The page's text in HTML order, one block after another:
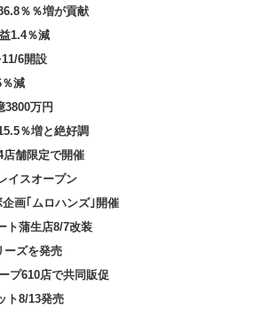
％％増が貢献
1.4％減
6開設
減
3800万円
％増と絶好調
舗限定で開催
イスオープン
画｢ムロハンズ｣開催
ト蒲生店8/7改装
ーズを発売
プ610店で共同販促
ト8/13発売